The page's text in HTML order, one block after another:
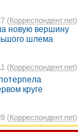
(Корреспондент.net)
новую вершину
шлема
(Корреспондент.net)
круге
(Корреспондент.net)